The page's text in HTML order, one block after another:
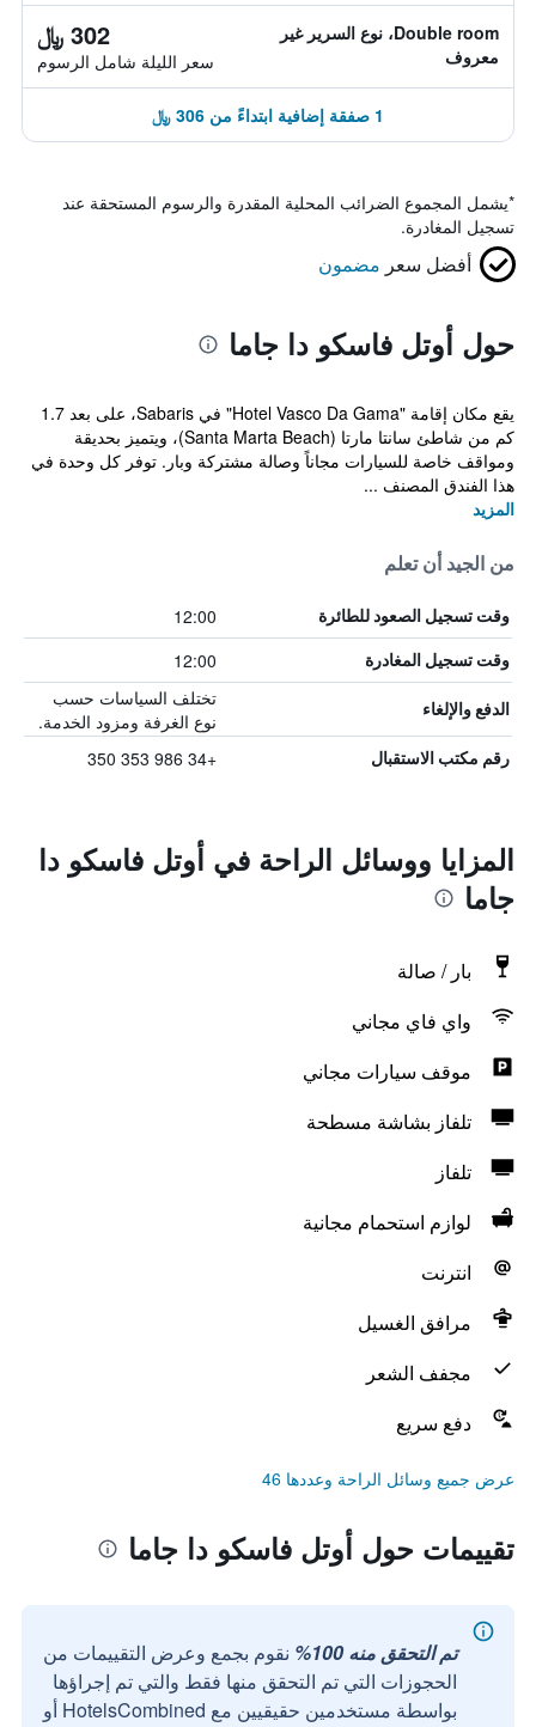
Double room، نوع السرير غير
معروف
302 ﷼
سعر الليلة شامل الرسوم
1 صفقة إضافية ابتداءً من 306 ﷼
*يشمل المجموع الضرائب المحلية المقدرة والرسوم المستحقة عند
تسجيل المغادرة.
أفضل سعر مضمون
حول أوتل فاسكو دا جاما
يقع مكان إقامة "Hotel Vasco Da Gama" في Sabaris، على بعد 1.7
كم من شاطئ سانتا مارتا (Santa Marta Beach)، ويتميز بحديقة
ومواقف خاصة للسيارات مجاناً وصالة مشتركة وبار. توفر كل وحدة في
هذا الفندق المصنف ...
المزيد
من الجيد أن تعلم
وقت تسجيل الصعود للطائرة 12:00
وقت تسجيل المغادرة 12:00
الدفع والإلغاء
تختلف السياسات حسب
نوع الغرفة ومزود الخدمة.
رقم مكتب الاستقبال +34 986 353 350
المزايا ووسائل الراحة في أوتل فاسكو دا
جاما
بار / صالة
واي فاي مجاني
موقف سيارات مجاني
تلفاز بشاشة مسطحة
تلفاز
لوازم استحمام مجانية
انترنت
مرافق الغسيل
مجفف الشعر
دفع سريع
عرض جميع وسائل الراحة وعددها 46
تقييمات حول أوتل فاسكو دا جاما
تم التحقق منه 100%
نقوم بجمع وعرض التقييمات من
الحجوزات التي تم التحقق منها فقط والتي تم إجراؤها
بواسطة مستخدمين حقيقيين مع HotelsCombined أو